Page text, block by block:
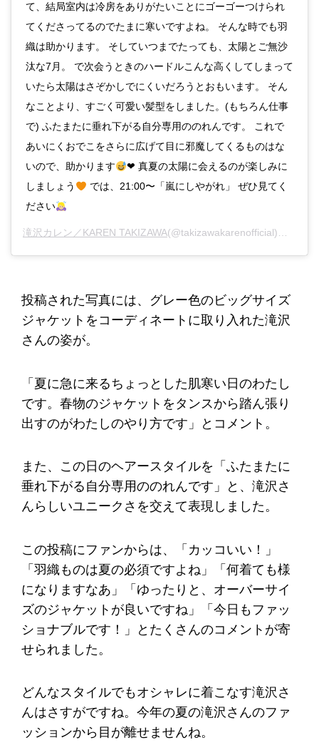
て、結局室内は冷房をありがたいことにゴーゴーつけられ
てくださってるのでたまに寒いですよね。 そんな時でも羽
織は助かります。 そしていつまでたっても、太陽とご無沙
汰な7月。 で次会うときのハードルこんな高くしてしまって
いたら太陽はさぞかしでにくいだろうとおもいます。 そん
なことより、すごく可愛い髪型をしました。(もちろん仕事
で) ふたまたに垂れ下がる自分専用ののれんです。 これで
あいにくおでこをさらに広げて目に邪魔してくるものはな
いので、助かります
❤︎ 真夏の太陽に会えるのが楽しみに
しましょう
では、21:00〜「嵐にしやがれ」 ぜひ見てく
ださい
滝沢カレン／KAREN TAKIZAWA(@takizawakarenofficial)がシェアした投稿 -
投稿された写真には、グレー色のビッグサイズ
ジャケットをコーディネートに取り入れた滝沢
さんの姿が。
「夏に急に来るちょっとした肌寒い日のわたし
です。春物のジャケットをタンスから踏ん張り
出すのがわたしのやり方です」とコメント。
また、この日のヘアースタイルを「ふたまたに
垂れ下がる自分専用ののれんです」と、滝沢さ
んらしいユニークさを交えて表現しました。
この投稿にファンからは、「カッコいい！」
「羽織ものは夏の必須ですよね」「何着ても様
になりますなあ」「ゆったりと、オーバーサイ
ズのジャケットが良いですね」「今日もファッ
ショナブルです！」とたくさんのコメントが寄
せられました。
どんなスタイルでもオシャレに着こなす滝沢さ
んはさすがですね。今年の夏の滝沢さんのファ
ッションから目が離せませんね。